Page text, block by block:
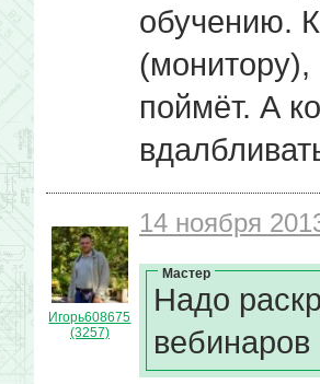
обучению.
(монитору),
поймёт. А
Игорь608675
(3257)
14 ноября
Мастер
Надо